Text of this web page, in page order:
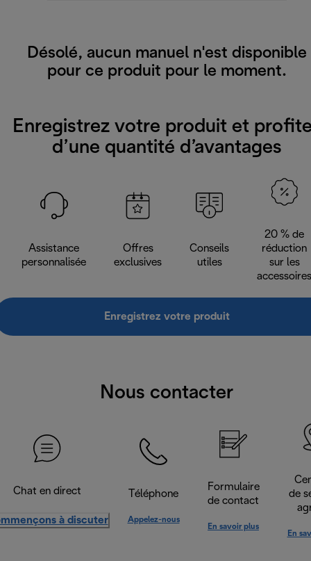
Désolé, aucun manuel n'est disponible
pour ce produit pour le moment.
Enregistrez votre produit et
d’une quantité d’avantages
Assistance
personnalisée
Offres
exclusives
Conseils
utiles
20 % de
réduction
sur les
accessoires
Enregistrez votre produit
Nous contacter
Chat en direct
à discuter
Téléphone
Appelez-nous
Formulaire
de contact
En savoir plus
de
En